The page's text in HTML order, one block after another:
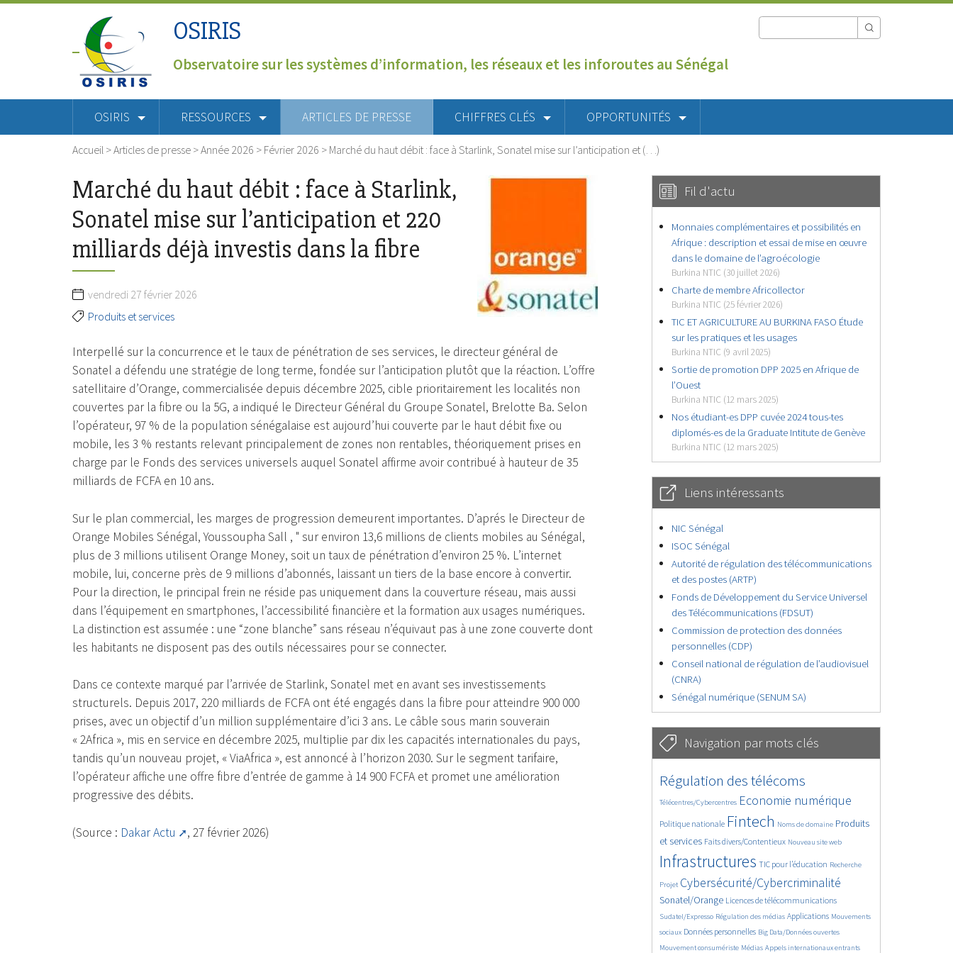
OSIRIS
Observatoire sur les systèmes d’information, les réseaux et les inforoutes au Sénégal
OSIRIS RESSOURCES ARTICLES DE PRESSE CHIFFRES CLÉS OPPORTUNITÉS
Accueil >Articles de presse >Année 2026 > Février 2026 > Marché du haut débit : face à Starlink, Sonatel mise sur l’anticipation et (…)
Marché du haut débit : face à Starlink,
Sonatel mise sur l’anticipation et 220
milliards déjà investis dans la fibre
vendredi 27 février 2026
Produits et services
Interpellé sur la concurrence et le taux de pénétration de ses services, le directeur général de
Sonatel a défendu une stratégie de long terme, fondée sur l’anticipation plutôt que la réaction. L’offre
satellitaire d’Orange, commercialisée depuis décembre 2025, cible prioritairement les localités non
couvertes par la fibre ou la 5G, a indiqué le Directeur Général du Groupe Sonatel, Brelotte Ba. Selon
l’opérateur, 97 % de la population sénégalaise est aujourd’hui couverte par le haut débit fixe ou
mobile, les 3 % restants relevant principalement de zones non rentables, théoriquement prises en
charge par le Fonds des services universels auquel Sonatel affirme avoir contribué à hauteur de 35
milliards de FCFA en 10 ans.
Sur le plan commercial, les marges de progression demeurent importantes. D’aprés le Directeur de
Orange Mobiles Sénégal, Youssoupha Sall , " sur environ 13,6 millions de clients mobiles au Sénégal,
plus de 3 millions utilisent Orange Money, soit un taux de pénétration d’environ 25 %. L’internet
mobile, lui, concerne près de 9 millions d’abonnés, laissant un tiers de la base encore à convertir.
Pour la direction, le principal frein ne réside pas uniquement dans la couverture réseau, mais aussi
dans l’équipement en smartphones, l’accessibilité financière et la formation aux usages numériques.
La distinction est assumée : une “zone blanche” sans réseau n’équivaut pas à une zone couverte dont
les habitants ne disposent pas des outils nécessaires pour se connecter.
Dans ce contexte marqué par l’arrivée de Starlink, Sonatel met en avant ses investissements
structurels. Depuis 2017, 220 milliards de FCFA ont été engagés dans la fibre pour atteindre 900 000
prises, avec un objectif d’un million supplémentaire d’ici 3 ans. Le câble sous marin souverain
« 2Africa », mis en service en décembre 2025, multiplie par dix les capacités internationales du pays,
tandis qu’un nouveau projet, « ViaAfrica », est annoncé à l’horizon 2030. Sur le segment tarifaire,
l’opérateur affiche une offre fibre d’entrée de gamme à 14 900 FCFA et promet une amélioration
progressive des débits.
(Source : Dakar Actu , 27 février 2026)
Fil d'actu
Monnaies complémentaires et possibilités en
Afrique : description et essai de mise en œuvre
dans le domaine de l’agroécologie
Burkina NTIC (30 juillet 2026)
Charte de membre Africollector
Burkina NTIC (25 février 2026)
TIC ET AGRICULTURE AU BURKINA FASO Étude
sur les pratiques et les usages
Burkina NTIC (9 avril 2025)
Sortie de promotion DPP 2025 en Afrique de
l’Ouest
Burkina NTIC (12 mars 2025)
Nos étudiant-es DPP cuvée 2024 tous-tes
diplomés-es de la Graduate Intitute de Genève
Burkina NTIC (12 mars 2025)
Liens intéressants
NIC Sénégal
ISOC Sénégal
Autorité de régulation des télécommunications
et des postes (ARTP)
Fonds de Développement du Service Universel
des Télécommunications (FDSUT)
Commission de protection des données
personnelles (CDP)
Conseil national de régulation de l’audiovisuel
(CNRA)
Sénégal numérique (SENUM SA)
Navigation par mots clés
4627/5537
Régulation des télécoms
362/5537
Télécentres/Cybercentres
3726/5537 Economie numérique
1856/5537
Politique nationale
5151/5537 Fintech
672/5537
Noms de domaine
2431/5537
Produits
et services
1594/5537 Faits divers/Contentieux
837/5537 Nouveau site web
5537/5537
Infrastructures
1823/5537
TIC pour l’éducation
198/5537
Recherche
247/5537
Projet
3536/5537Cybersécurité/Cybercriminalité
2293/5537
Sonatel/Orange
1611/5537 Licences de télécommunications
297/5537
Sudatel/Expresso
1015/5537 Régulation des médias
1510/5537 Applications
1089/5537
Mouvements
sociaux
1664/5537Données personnelles
146/5537 Big Data/Données ouvertes
620/5537
Mouvement consumériste
366/5537 Médias
703/5537 Appels internationaux entrants
1747/5537